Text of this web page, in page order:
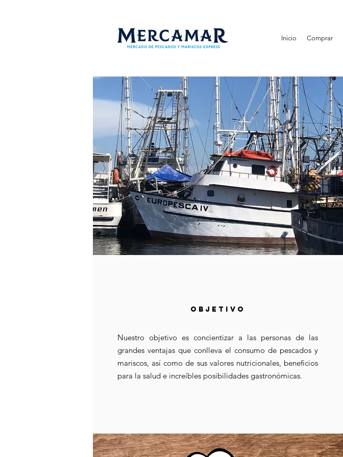
Inicio Comprar
OBJETIVO
Nuestro objetivo es concientizar a las personas de las
grandes ventajas que conlleva el consumo de pescados y
mariscos, así como de sus valores nutricionales, beneficios
para la salud e increíbles posibilidades gastronómicas.